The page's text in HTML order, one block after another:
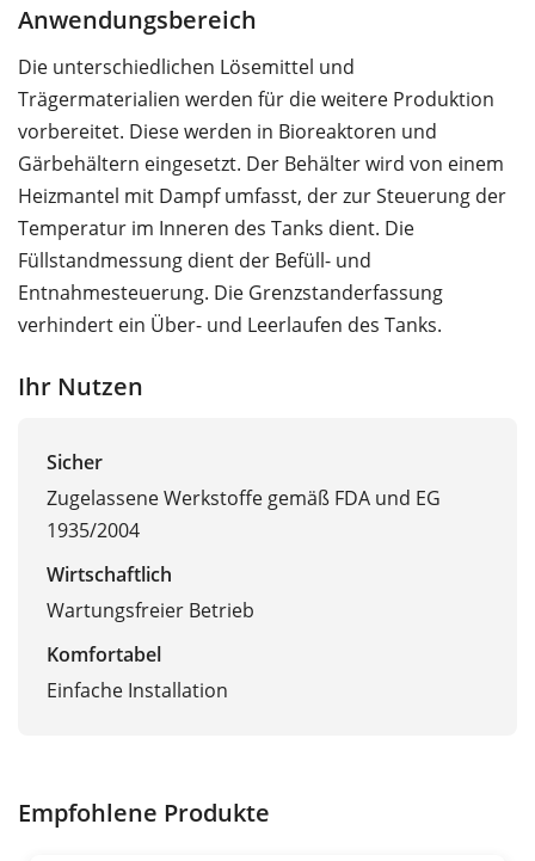
Anwendungsbereich
Die unterschiedlichen Lösemittel und
Trägermaterialien werden für die weitere Produktion
vorbereitet. Diese werden in Bioreaktoren und
Gärbehältern eingesetzt. Der Behälter wird von einem
Heizmantel mit Dampf umfasst, der zur Steuerung der
Temperatur im Inneren des Tanks dient. Die
Füllstandmessung dient der Befüll- und
Entnahmesteuerung. Die Grenzstanderfassung
verhindert ein Über- und Leerlaufen des Tanks.
Ihr Nutzen
Sicher
Zugelassene Werkstoffe gemäß FDA und EG
1935/2004
Wirtschaftlich
Wartungsfreier Betrieb
Komfortabel
Einfache Installation
Empfohlene Produkte